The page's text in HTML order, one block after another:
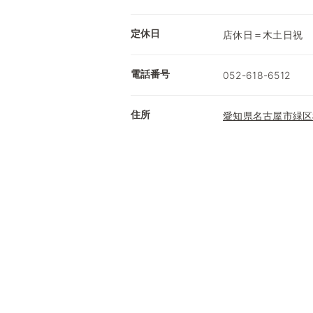
定休日 店休日＝木土日祝
電話番号 052-618-6512
住所 愛知県名古屋市緑